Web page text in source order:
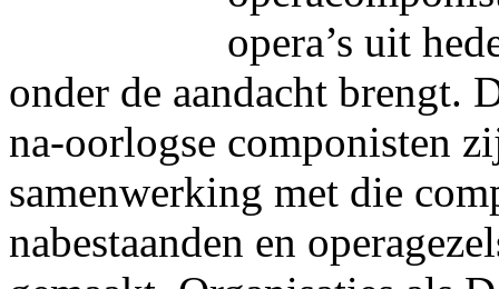
opera’s uit
onder de aandacht brengt.
na-oorlogse componisten
samenwerking met die
nabestaanden en